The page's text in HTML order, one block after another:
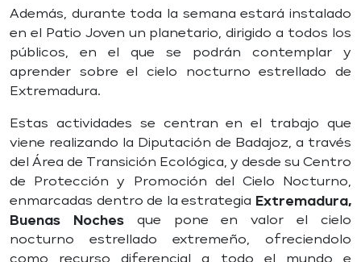
Además, durante toda la semana estará instalado
en el Patio Joven un planetario, dirigido a todos los
públicos, en el que se podrán contemplar y
aprender sobre el cielo nocturno estrellado de
Extremadura.
Estas actividades se centran en el trabajo que
viene realizando la Diputación de Badajoz, a través
del Área de Transición Ecológica, y desde su Centro
de Protección y Promoción del Cielo Nocturno,
enmarcadas dentro de la estrategia Extremadura,
Buenas Nochesque pone en valor el cielo
nocturno estrellado extremeño, ofreciendolo
como recurso diferencial a todo el mundo e